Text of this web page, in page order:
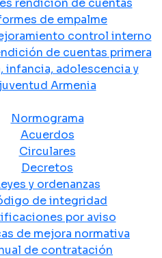
rendición de cuentas
de empalme
control interno
de cuentas primera
infancia, adolescencia y
juventud Armenia
Normograma
Acuerdos
Circulares
Decretos
y ordenanzas
de integridad
por aviso
de mejora normativa
de contratación